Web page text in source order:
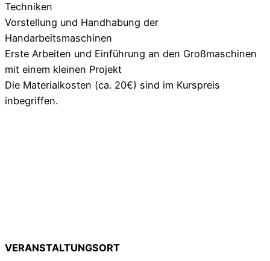
Techniken
Vorstellung und Handhabung der
Handarbeitsmaschinen
Erste Arbeiten und Einführung an den Großmaschinen
mit einem kleinen Projekt
Die Materialkosten (ca. 20€) sind im Kurspreis
inbegriffen.
VERANSTALTUNGSORT